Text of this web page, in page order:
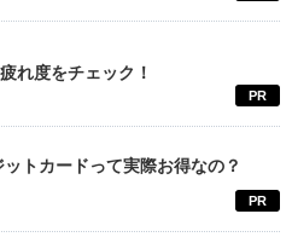
れ度をチェック！
PR
トカードって実際お得なの？
PR